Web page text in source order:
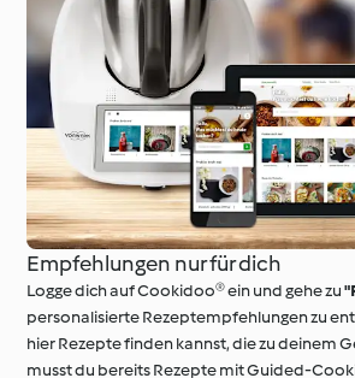
Empfehlungen nur für dich
Logge dich auf Cookidoo® ein und gehe zu
personalisierte Rezeptempfehlungen zu
hier Rezepte finden kannst, die zu deinem
musst du bereits Rezepte mit Guided-